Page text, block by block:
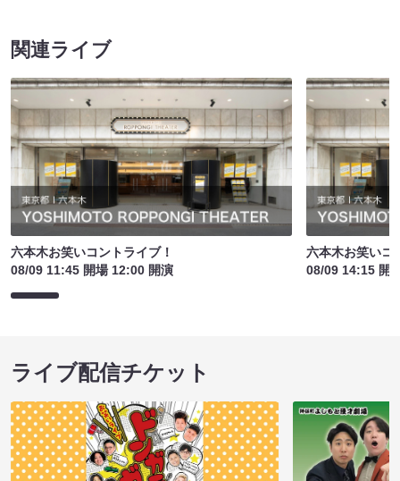
関連ライブ
六本木お笑いコントライブ！
08/09 11:45 開場 12:00 開演
六本木お笑いコ
08/09 14:15 開
ライブ配信チケット